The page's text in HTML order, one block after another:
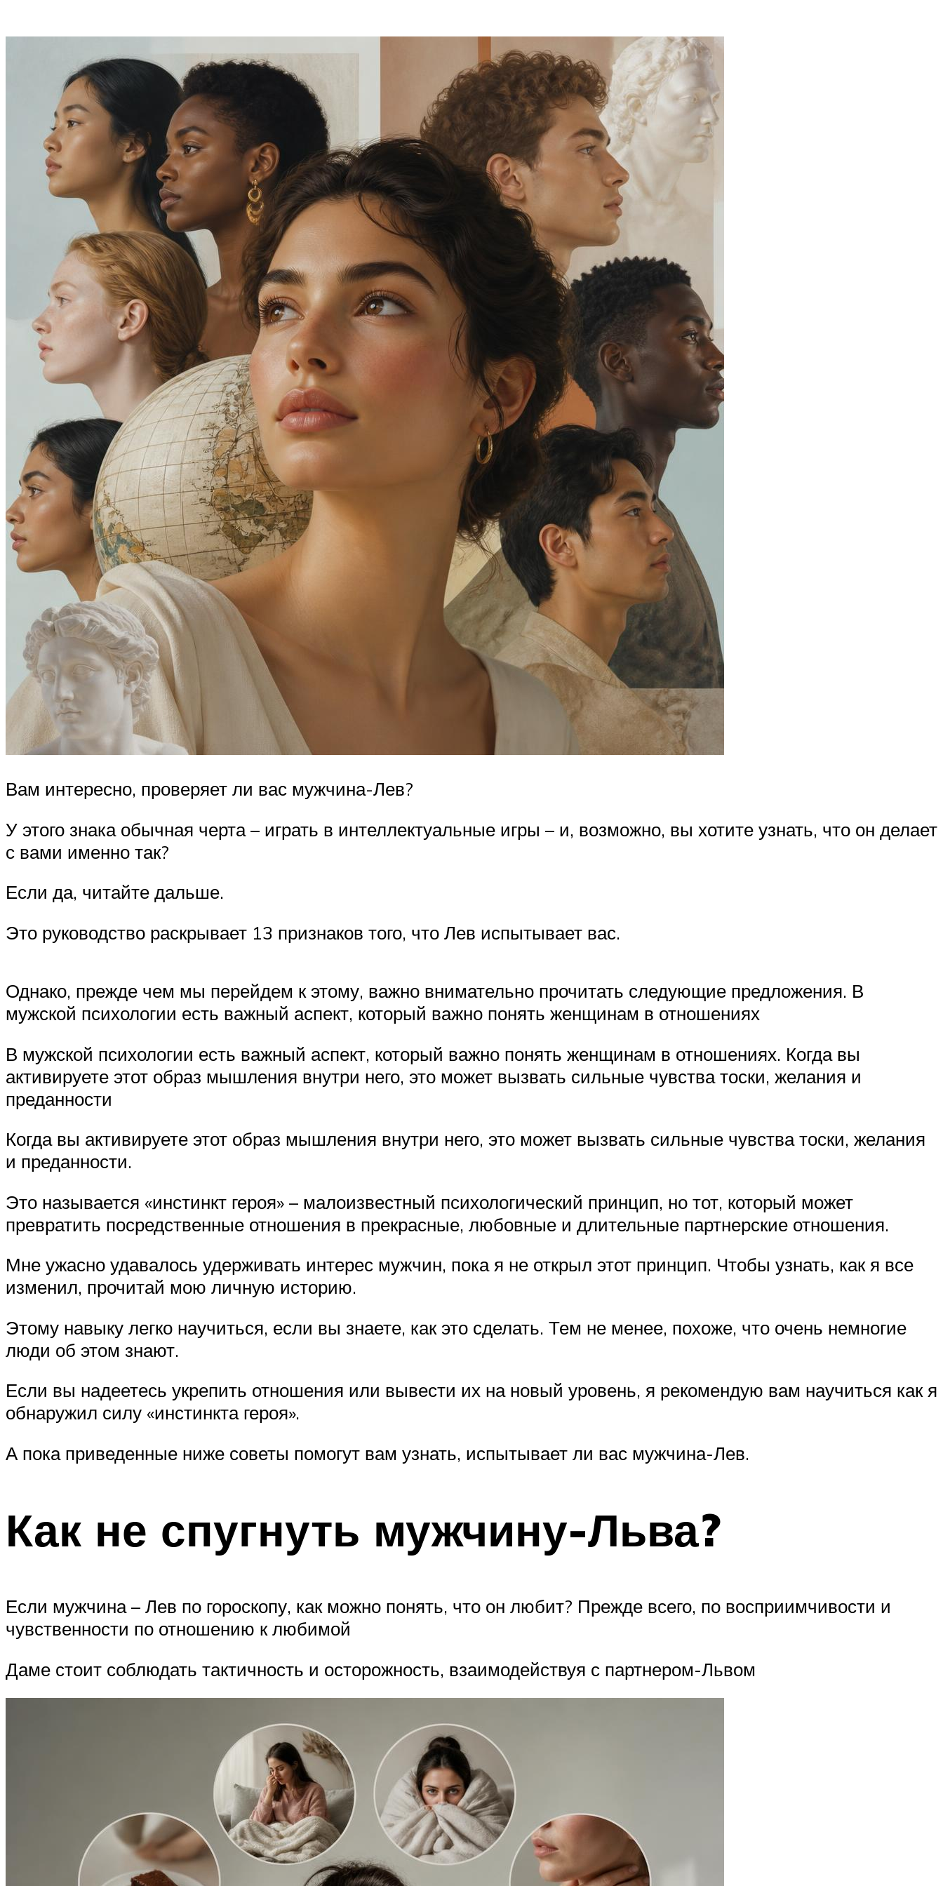
Вам интересно, проверяет ли вас мужчина-Лев?
У этого знака обычная черта – играть в интеллектуальные игры – и, возможно, вы хотите узнать, что он делает
с вами именно так?
Если да, читайте дальше.
Это руководство раскрывает 13 признаков того, что Лев испытывает вас.
Однако, прежде чем мы перейдем к этому, важно внимательно прочитать следующие предложения. В
мужской психологии есть важный аспект, который важно понять женщинам в отношениях
В мужской психологии есть важный аспект, который важно понять женщинам в отношениях. Когда вы
активируете этот образ мышления внутри него, это может вызвать сильные чувства тоски, желания и
преданности
Когда вы активируете этот образ мышления внутри него, это может вызвать сильные чувства тоски, желания
и преданности.
Это называется «инстинкт героя» – малоизвестный психологический принцип, но тот, который может
превратить посредственные отношения в прекрасные, любовные и длительные партнерские отношения.
Мне ужасно удавалось удерживать интерес мужчин, пока я не открыл этот принцип. Чтобы узнать, как я все
изменил, прочитай мою личную историю.
Этому навыку легко научиться, если вы знаете, как это сделать. Тем не менее, похоже, что очень немногие
люди об этом знают.
Если вы надеетесь укрепить отношения или вывести их на новый уровень, я рекомендую вам научиться как я
обнаружил силу «инстинкта героя».
А пока приведенные ниже советы помогут вам узнать, испытывает ли вас мужчина-Лев.
Как не спугнуть мужчину-Льва?
Если мужчина – Лев по гороскопу, как можно понять, что он любит? Прежде всего, по восприимчивости и
чувственности по отношению к любимой
Даме стоит соблюдать тактичность и осторожность, взаимодействуя с партнером-Львом